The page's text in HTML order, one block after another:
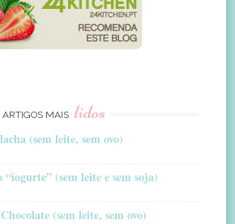
ARTIGOS MAIS lidos
(sem leite, sem ovo)
(sem leite e sem soja)
(sem leite, sem ovo)